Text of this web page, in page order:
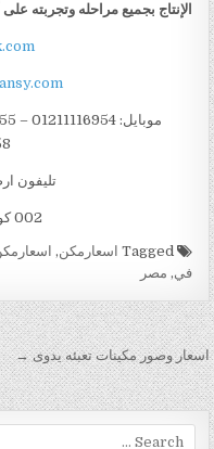
الإنتاج بجميع مراحله وتجربته
تليفون ارضي
002 كود مصر قبل الرقم
Tagged اسعارمكن,
في, مصر
تصفّح المقالات
اسعار وصور مكينات تعبئه يدوى →
Search for: